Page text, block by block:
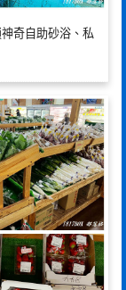
奇自助砂浴、私